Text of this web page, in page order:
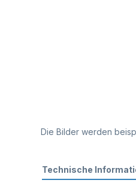
Die Bilder werden
Technische